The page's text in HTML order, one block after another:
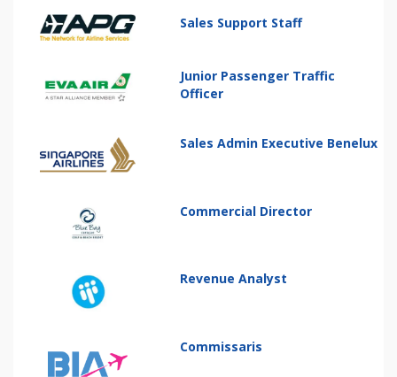
Sales Support Staff
Junior Passenger Traffic
Officer
Sales Admin Executive Benelux
Commercial Director
Revenue Analyst
Commissaris